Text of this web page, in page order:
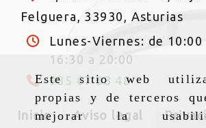
Este sitio web
propias y de terceros
mejorar la
Felguera, 33930, Asturias
Lunes-Viernes: de 10:00
16:30 a 20:00
985 67 63 48
Inicio Aviso legal